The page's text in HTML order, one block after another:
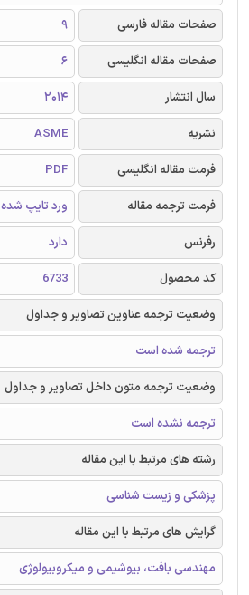
صفحات مقاله فارسی
9
صفحات مقاله انگلیسی
6
سال انتشار
2014
نشریه
ASME
فرمت مقاله انگلیسی
PDF
فرمت ترجمه مقاله
ورد تایپ شده
رفرنس
دارد
کد محصول
6733
وضعیت ترجمه عناوین تصاویر و جداول
ترجمه شده است
وضعیت ترجمه متون داخل تصاویر و جداول
ترجمه نشده است
رشته های مرتبط با این مقاله
پزشکی و زیست شناسی
گرایش های مرتبط با این مقاله
مهندسی بافت، بیوشیمی و میکروبیولوژی